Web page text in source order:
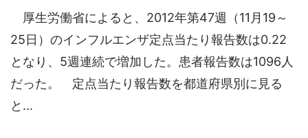
厚生労働省によると、2012年第47週（11月19～
25日）のインフルエンザ定点当たり報告数は0.22
となり、5週連続で増加した。患者報告数は1096人
だった。 定点当たり報告数を都道府県別に見る
と...